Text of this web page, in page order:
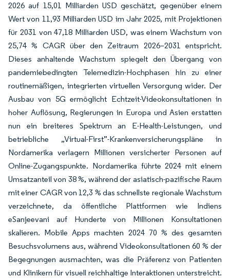
2026 auf 15,01 Milliarden USD geschätzt, gegenüber einem
Wert von 11,93 Milliarden USD im Jahr 2025, mit Projektionen
für 2031 von 47,18 Milliarden USD, was einem Wachstum von
25,74 % CAGR über den Zeitraum 2026–2031 entspricht.
Dieses anhaltende Wachstum spiegelt den Übergang von
pandemiebedingten Telemedizin-Hochphasen hin zu einer
routinemäßigen, integrierten virtuellen Versorgung wider. Der
Ausbau von 5G ermöglicht Echtzeit-Videokonsultationen in
hoher Auflösung, Regierungen in Europa und Asien erstatten
nun ein breiteres Spektrum an E-Health-Leistungen, und
betriebliche „Virtual-First”-Krankenversicherungspläne in
Nordamerika verlagern Millionen versicherter Personen auf
Online-Zugangspunkte. Nordamerika führte 2024 mit einem
Umsatzanteil von 38 %, während der asiatisch-pazifische Raum
mit einer CAGR von 12,3 % das schnellste regionale Wachstum
verzeichnete, da öffentliche Plattformen wie Indiens
eSanjeevani auf Hunderte von Millionen Konsultationen
skalieren. Mobile Apps machten 2024 70 % des gesamten
Besuchsvolumens aus, während Videokonsultationen 60 % der
Begegnungen ausmachten, was die Präferenz von Patienten
und Klinikern für visuell reichhaltige Interaktionen unterstreicht.